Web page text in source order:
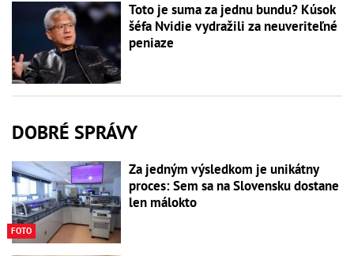
Toto je suma za jednu bundu? Kúsok
šéfa Nvidie vydražili za neuveriteľné
peniaze
DOBRÉ SPRÁVY
FOTO
Za jedným výsledkom je unikátny
proces: Sem sa na Slovensku dostane
len málokto